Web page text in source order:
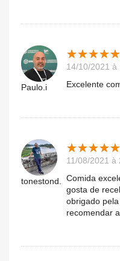
Paulo.i
★★★★★
★★★★★
14/10/2021 à
Excelente
tonestond.
★★★★★
★★★★★
11/08/2021 à
Comida
gosta de
obrigado
recomendar